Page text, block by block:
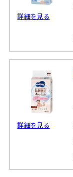
詳細を見る
詳細を見る